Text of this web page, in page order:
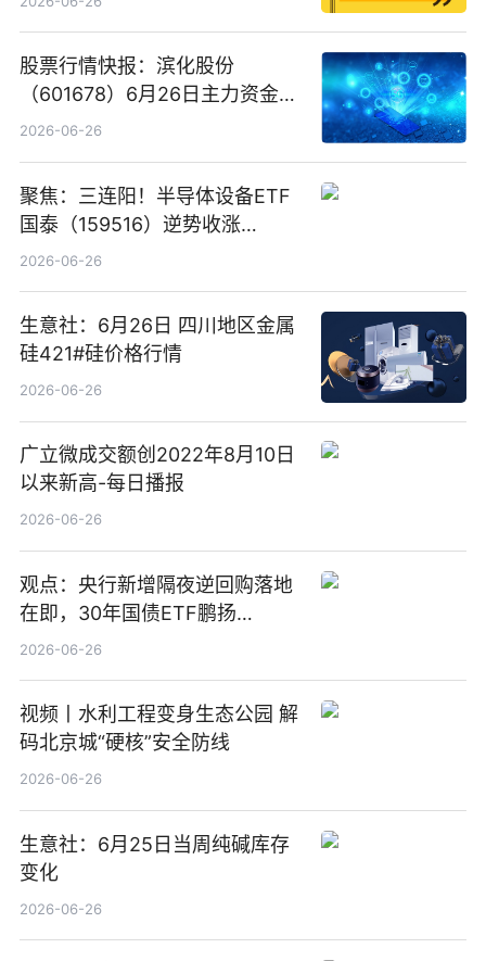
股票行情快报：滨化股份
（601678）6月26日主力资金净
卖出5964.34万元
2026-06-26
聚焦：三连阳！半导体设备ETF
国泰（159516）逆势收涨
3.5%，近10日累计净流入超65
2026-06-26
生意社：6月26日 四川地区金属
硅421#硅价格行情
2026-06-26
广立微成交额创2022年8月10日
以来新高-每日播报
2026-06-26
观点：央行新增隔夜逆回购落地
在即，30年国债ETF鹏扬
(511090) 盘中小幅上涨
2026-06-26
视频丨水利工程变身生态公园 解
码北京城“硬核”安全防线
2026-06-26
生意社：6月25日当周纯碱库存
变化
2026-06-26